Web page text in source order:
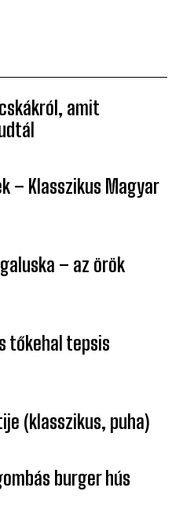
amit
– Klasszikus Magyar
– az örök
tőkehal tepsis
(klasszikus, puha)
burger hús